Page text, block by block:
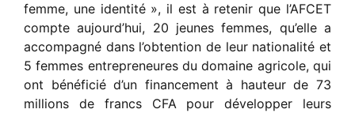
femme, une identité », il est à retenir que l’AFCET
compte aujourd’hui, 20 jeunes femmes, qu’elle a
accompagné dans l’obtention de leur nationalité et
5 femmes entrepreneures du domaine agricole, qui
ont bénéficié d’un financement à hauteur de 73
millions de francs CFA pour développer leurs